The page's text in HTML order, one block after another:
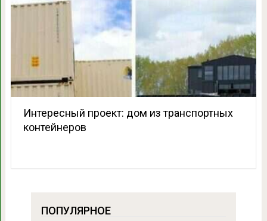
Интересный проект: дом из транспортных
контейнеров
ПОПУЛЯРНОЕ